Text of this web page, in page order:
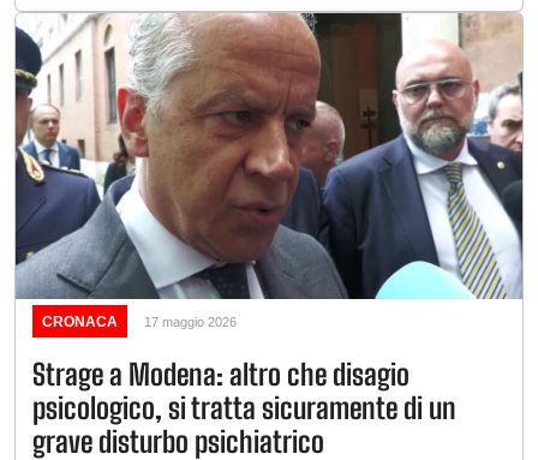
17 maggio 2026
CRONACA
Strage a Modena: altro che disagio
psicologico, si tratta sicuramente di un
grave disturbo psichiatrico